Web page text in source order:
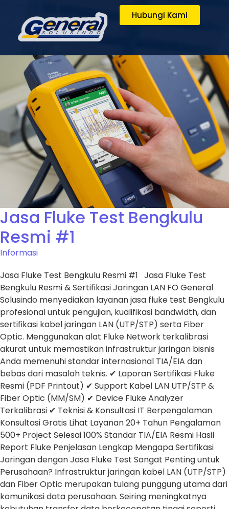
Hubungi Kami
Jasa Fluke Test Bengkulu
Resmi #1
Informasi
Jasa Fluke Test Bengkulu Resmi #1 Jasa Fluke Test
Bengkulu Resmi & Sertifikasi Jaringan LAN FO General
Solusindo menyediakan layanan jasa fluke test Bengkulu
profesional untuk pengujian, kualifikasi bandwidth, dan
sertifikasi kabel jaringan LAN (UTP/STP) serta Fiber
Optic. Menggunakan alat Fluke Network terkalibrasi
akurat untuk memastikan infrastruktur jaringan bisnis
Anda memenuhi standar internasional TIA/EIA dan
bebas dari masalah teknis. ✔ Laporan Sertifikasi Fluke
Resmi (PDF Printout) ✔ Support Kabel LAN UTP/STP &
Fiber Optic (MM/SM) ✔ Device Fluke Analyzer
Terkalibrasi ✔ Teknisi & Konsultasi IT Berpengalaman
Konsultasi Gratis Lihat Layanan 20+ Tahun Pengalaman
500+ Project Selesai 100% Standar TIA/EIA Resmi Hasil
Report Fluke Penjelasan Lengkap Mengapa Sertifikasi
Jaringan dengan Jasa Fluke Test Sangat Penting untuk
Perusahaan? Infrastruktur jaringan kabel LAN (UTP/STP)
dan Fiber Optic merupakan tulang punggung utama dari
komunikasi data perusahaan. Seiring meningkatnya